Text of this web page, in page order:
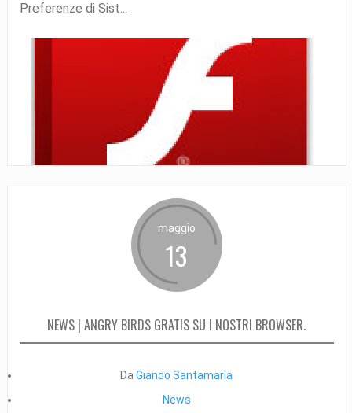
Preferenze di Sist...
maggio
13
NEWS | ANGRY BIRDS GRATIS SU I NOSTRI BROWSER.
DaGiando Santamaria
News